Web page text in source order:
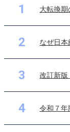
1 大転換
2 なぜ日
3 改訂新
4 令和７